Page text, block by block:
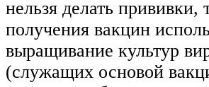
нельзя делать прививки,
получения вакцин
выращивание культур
(служащих основой